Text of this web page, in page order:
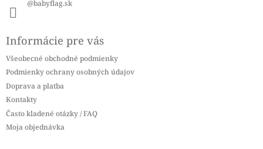
@babyflag.sk
Informácie pre vás
Všeobecné obchodné podmienky
Podmienky ochrany osobných údajov
Doprava a platba
Kontakty
Často kladené otázky / FAQ
Moja objednávka